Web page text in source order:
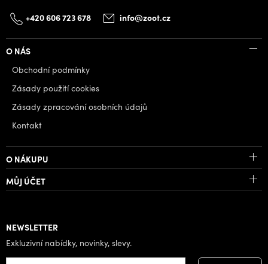
+420 606 723 678 info@zoot.cz
O NÁS
Obchodní podmínky
Zásady použití cookies
Zásady zpracování osobních údajů
Kontakt
O NÁKUPU
MŮJ ÚČET
NEWSLETTER
Exkluzivní nabídky, novinky, slevy.